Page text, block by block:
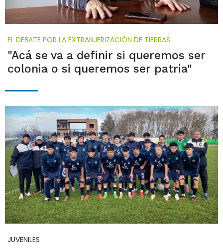
EL DEBATE POR LA EXTRANJERIZACIÓN DE TIERRAS
"Acá se va a definir si queremos ser
colonia o si queremos ser patria"
JUVENILES